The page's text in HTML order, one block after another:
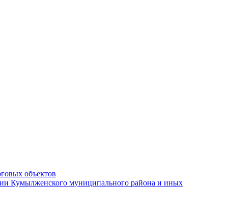
объектов
Кумылженского муниципального района и иных